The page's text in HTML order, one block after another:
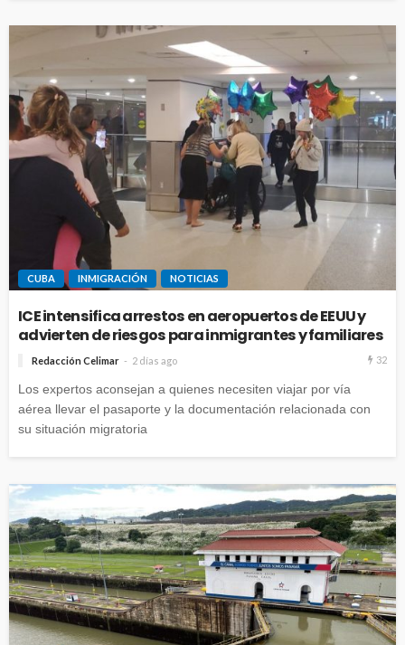
CUBA INMIGRACIÓN NOTICIAS
ICE intensifica arrestos en aeropuertos de EEUU y
advierten de riesgos para inmigrantes y familiares
Redacción Celimar 2 días ago 32
Los expertos aconsejan a quienes necesiten viajar por vía
aérea llevar el pasaporte y la documentación relacionada con
su situación migratoria